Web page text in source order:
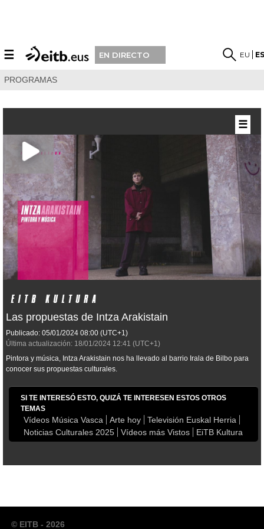
☰ EN DIRECTO EU
PROGRAMAS
Las propuestas de Intza Arakistain
Publicado: 05/01/2024 08:00 (UTC+1)
Última actualización: 18/01/2024 12:41 (UTC+1)
Pintora y música, Intza Arakistain nos ha llevado al barrio Irala de Bilbo para
conocer sus propuestas culturales.
SI TE INTERESÓ ESTO, QUIZÁ TE INTERESEN ESTOS OTROS
TEMAS
Vídeos Música Vasca Arte hoy
Televisión Euskal Herria
Noticias Culturales 2025
Vídeos más Vistos EiTB Kultura
☰
© EITB - 2026